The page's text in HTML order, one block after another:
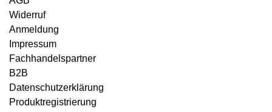
Widerruf
Anmeldung
Impressum
Fachhandelspartner
B2B
Datenschutzerklärung
Produktregistrierung